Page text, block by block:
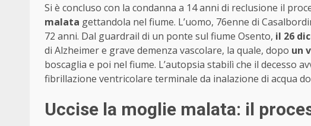
Si è concluso con la condanna a 14 anni di reclusione il
malata gettandola nel fiume. L’uomo, 76enne di
72 anni. Dal guardrail di un ponte sul fiume Osento, il 26
di Alzheimer e grave demenza vascolare, la quale, dopo un
boscaglia e poi nel fiume. L’autopsia stabilì che il decesso
fibrillazione ventricolare terminale da inalazione di acqua
Uccise la moglie malata: il